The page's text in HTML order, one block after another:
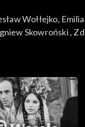
zamku w
po upadku
do zwady,
Krakowska,
Reżyser
ujęć „Zemsty”, ilu
Volmer;
Wołłejko,
Skowroński ,